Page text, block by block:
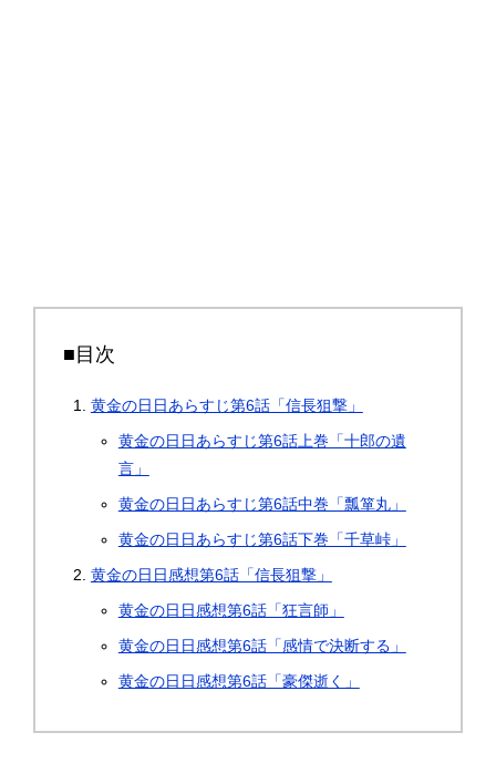
■目次
黄金の日日あらすじ第6話「信長狙撃」
黄金の日日あらすじ第6話上巻「十郎の遺
言」
黄金の日日あらすじ第6話中巻「瓢箪丸」
黄金の日日あらすじ第6話下巻「千草峠」
黄金の日日感想第6話「信長狙撃」
黄金の日日感想第6話「狂言師」
黄金の日日感想第6話「感情で決断する」
黄金の日日感想第6話「豪傑逝く」